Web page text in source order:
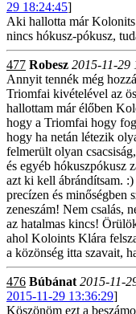
29 18:24:45]
Aki hallotta már
nincs hókusz-pókusz,
477 Robesz 2015-11-29
Annyit tennék még
Triomfai kivételével az
hallottam már élőben
hogy a Triomfai hogy
hogy ha netán létezik
felmerült olyan
és egyéb hókuszpókusz
azt ki kell ábrándítsam.
precízen és minőségben
zeneszám! Nem csalás,
az hatalmas kincs!
ahol Koloints Klára
a közönség itta szavait,
476 Búbánat 2015-11-
2015-11-29 13:36:29]
Köszönöm ezt a